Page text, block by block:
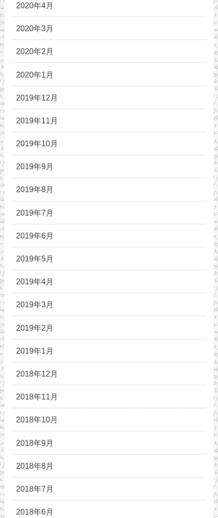
2020年4月
2020年3月
2020年2月
2020年1月
2019年12月
2019年11月
2019年10月
2019年9月
2019年8月
2019年7月
2019年6月
2019年5月
2019年4月
2019年3月
2019年2月
2019年1月
2018年12月
2018年11月
2018年10月
2018年9月
2018年8月
2018年7月
2018年6月